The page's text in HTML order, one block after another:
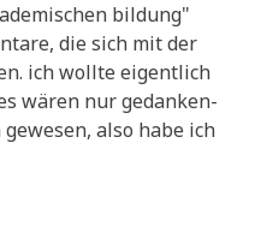
bil­dung"
die sich mit der
ich woll­te eigent­lich
wären nur gedan­ken­
also habe ich